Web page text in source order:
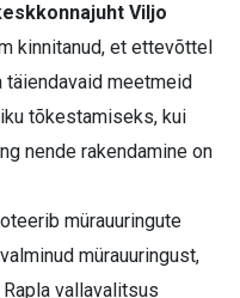
Viljo
kinnitanud, et ettevõttel
meetmeid
tõkestamiseks, kui
nende rakendamine on
mürauuringute
mürauuringust,
vallavalitsus